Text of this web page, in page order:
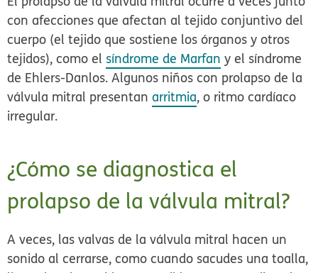
con afecciones que afectan al tejido conjuntivo del
cuerpo (el tejido que sostiene los órganos y otros
tejidos), como el síndrome de Marfan y el síndrome
de Ehlers-Danlos. Algunos niños con prolapso de la
válvula mitral presentanarritmia, o ritmo cardíaco
irregular.
¿Cómo se diagnostica el
prolapso de la válvula mitral?
A veces, las valvas de la válvula mitral hacen un
sonido al cerrarse, como cuando sacudes una toalla,